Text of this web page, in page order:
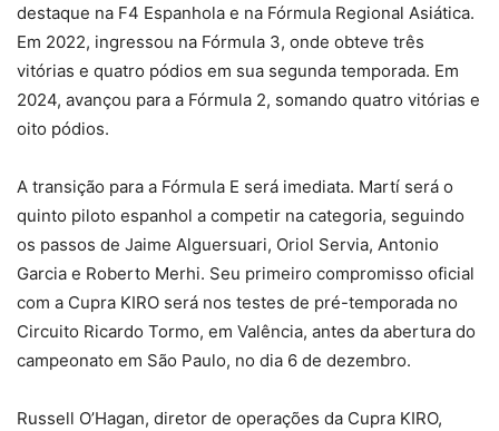
destaque na F4 Espanhola e na Fórmula Regional Asiática.
Em 2022, ingressou na Fórmula 3, onde obteve três
vitórias e quatro pódios em sua segunda temporada. Em
2024, avançou para a Fórmula 2, somando quatro vitórias e
oito pódios.
A transição para a Fórmula E será imediata. Martí será o
quinto piloto espanhol a competir na categoria, seguindo
os passos de Jaime Alguersuari, Oriol Servia, Antonio
Garcia e Roberto Merhi. Seu primeiro compromisso oficial
com a Cupra KIRO será nos testes de pré-temporada no
Circuito Ricardo Tormo, em Valência, antes da abertura do
campeonato em São Paulo, no dia 6 de dezembro.
Russell O’Hagan, diretor de operações da Cupra KIRO,